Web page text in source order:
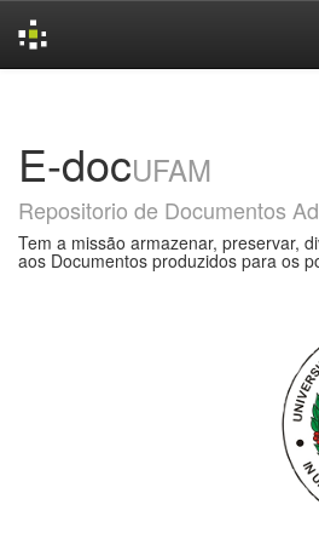
E-docUFAM
Repositorio de Documentos
Tem a missão armazenar, preservar,
aos Documentos produzidos para os